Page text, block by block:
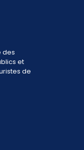
des
et
de